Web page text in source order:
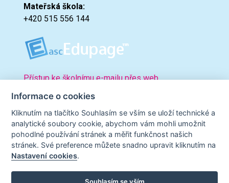
Informace o cookies
Kliknutím na tlačítko Souhlasím se vším se uloží technické a
analytické soubory cookie, abychom vám mohli umožnit
pohodlné používání stránek a měřit funkčnost našich
stránek. Své preference můžete snadno upravit kliknutím na
Nastavení cookies.
Mateřská škola:
+420 515 556 144
Přístup ke školnímu e-mailu přes web.